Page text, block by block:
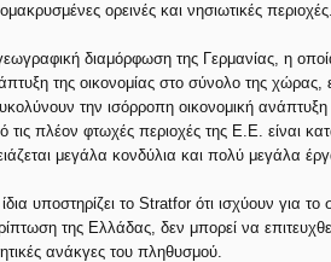
ορεινές και νησιωτικές περιοχές.
διαμόρφωση της Γερμανίας, η
της οικονομίας στο σύνολο της
την ισόρροπη οικονομική
τις πλέον φτωχές περιοχές της Ε.Ε. είναι
μεγάλα κονδύλια και πολύ μεγάλα
υποστηρίζει το Stratfor ότι ισχύουν για
της Ελλάδας, δεν μπορεί να
ανάκγες του πληθυσμού.